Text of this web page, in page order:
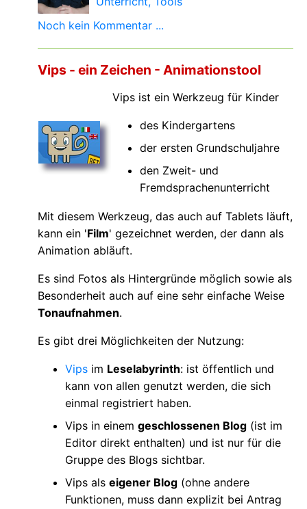
Noch kein Kommentar ...
Vips - ein Zeichen - Animationstool
Vips ist ein Werkzeug für Kinder
des Kindergartens
der ersten Grundschuljahre
den Zweit- und
Fremdsprachenunterricht
Mit diesem Werkzeug, das auch auf Tablets läuft,
kann ein 'Film' gezeichnet werden, der dann als
Animation abläuft.
Es sind Fotos als Hintergründe möglich sowie als
Besonderheit auch auf eine sehr einfache Weise
Tonaufnahmen.
Es gibt drei Möglichkeiten der Nutzung:
Vips im Leselabyrinth: ist öffentlich und
kann von allen genutzt werden, die sich
einmal registriert haben.
Vips in einem geschlossenen Blog (ist im
Editor direkt enthalten) und ist nur für die
Gruppe des Blogs sichtbar.
Vips als eigener Blog (ohne andere
Funktionen, muss dann explizit bei Antrag